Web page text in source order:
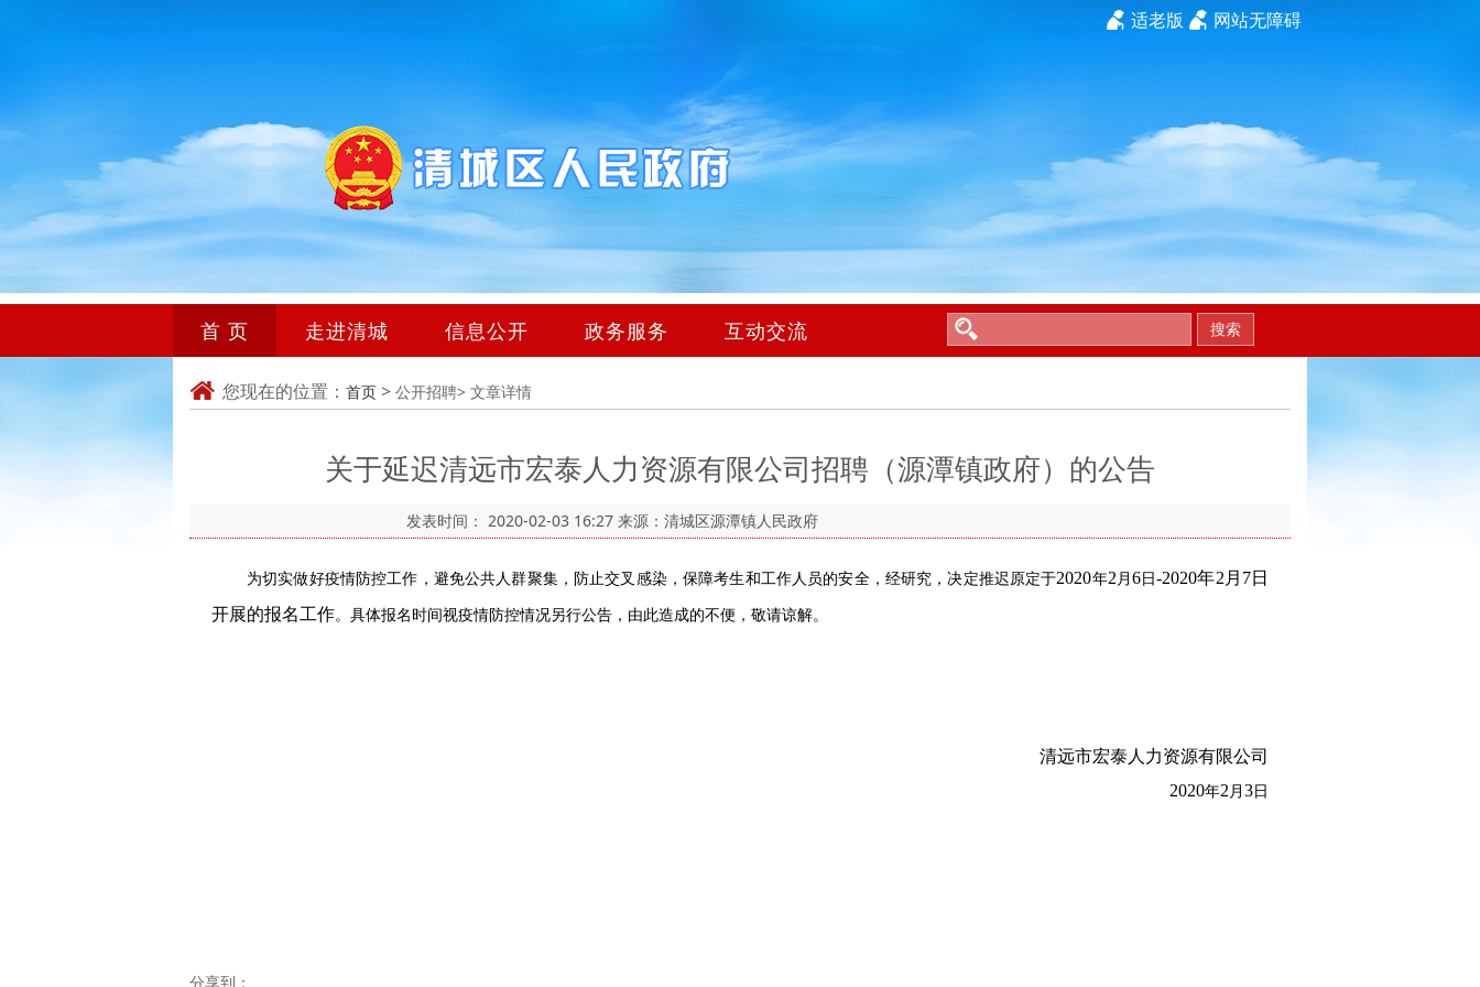
网站无障碍
适老版
首 页 走进清城 信息公开 政务服务 互动交流 搜索
您现在的位置： 首页 > 公开招聘> 文章详情
关于延迟清远市宏泰人力资源有限公司招聘（源潭镇政府）的公告
发表时间： 2020-02-03 16:27 来源：清城区源潭镇人民政府
为切实做好疫情防控工作，避免公共人群聚集，防止交叉感染，保障考生和工作人员的安全，经研究，决定推迟原定于2020年2月6 日-2020年2月7日
开展的报名工作。具体报名时间视疫情防控情况另行公告，由此造成的不便，敬请谅解。
清远市宏泰人力资源有限公司
2020年2 月 3 日
分享到：